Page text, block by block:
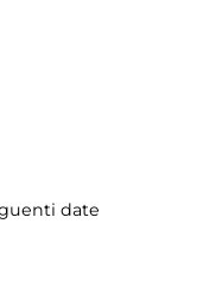
date